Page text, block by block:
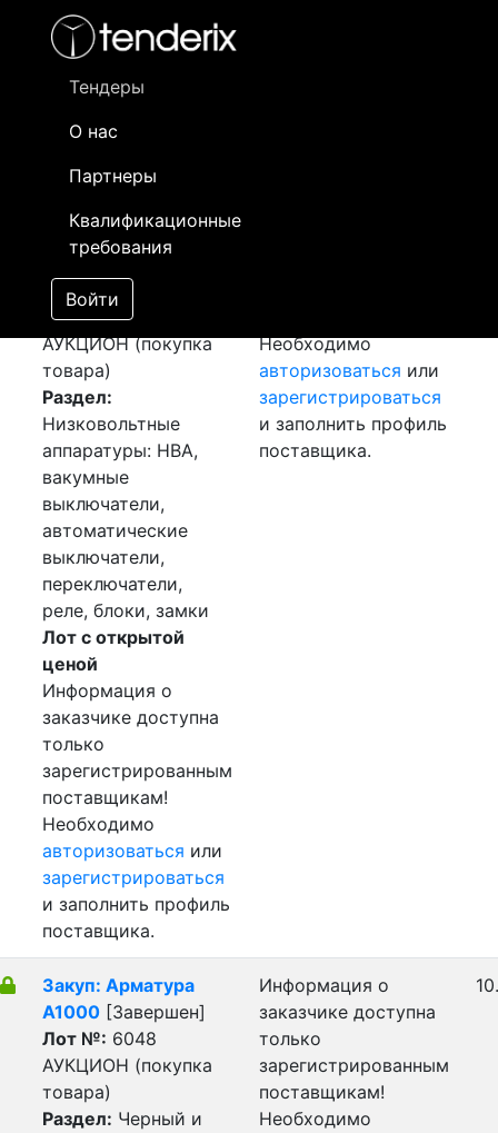
Тендеры
О нас
Партнеры
Квалификационные
требования
Войти
- активный лот
- сохраненный лот (не опубликован)
Закуп: Блок
микропроцессорной
релейной защиты
[Завершен]
Лот №:6049
АУКЦИОН (покупка
товара)
Раздел:
Низковольтные
аппаратуры: НВА,
вакумные
выключатели,
автоматические
выключатели,
переключатели,
реле, блоки, замки
Лот с открытой
ценой
Информация о
заказчике доступна
только
зарегистрированным
поставщикам!
Необходимо
авторизоваться или
зарегистрироваться
и заполнить профиль
поставщика.
Необходимо
авторизоваться или
зарегистрироваться
и заполнить профиль
поставщика.
Закуп: Арматура
А1000 [Завершен]
Лот №: 6048
АУКЦИОН (покупка
товара)
Раздел: Черный и
Информация о
заказчике доступна
только
зарегистрированным
поставщикам!
Необходимо